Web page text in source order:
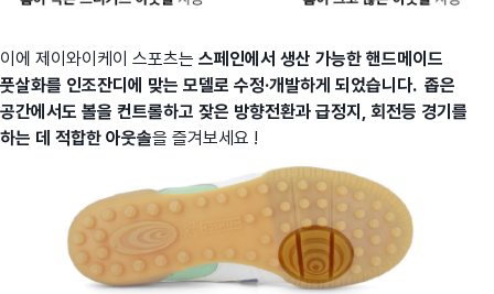
이에 제이와이케이 스포츠는 스페인에서 생산 가능한 핸드메이드
풋살화를 인조잔디에 맞는 모델로 수정·개발하게 되었습니다. 좁은
공간에서도 볼을 컨트롤하고 잦은 방향전환과 급정지, 회전등 경기를
하는 데 적합한 아웃솔을 즐겨보세요 !